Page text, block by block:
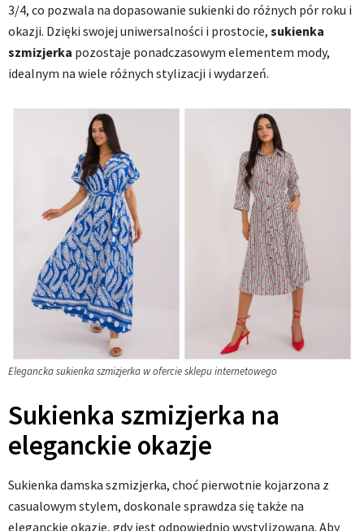
3/4, co pozwala na dopasowanie sukienki do różnych pór roku i
okazji. Dzięki swojej uniwersalności i prostocie, sukienka
szmizjerka pozostaje ponadczasowym elementem mody,
idealnym na wiele różnych stylizacji i wydarzeń.
Elegancka sukienka szmizjerka w ofercie sklepu internetowego
Sukienka szmizjerka na
eleganckie okazje
Sukienka damska szmizjerka, choć pierwotnie kojarzona z
casualowym stylem, doskonale sprawdza się także na
eleganckie okazje, gdy jest odpowiednio wystylizowana. Aby